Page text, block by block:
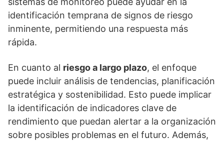
identificación temprana de signos de riesgo
inminente, permitiendo una respuesta más
rápida.
En cuanto al riesgo a largo plazo, el enfoque
puede incluir análisis de tendencias, planificación
estratégica y sostenibilidad. Esto puede implicar
la identificación de indicadores clave de
rendimiento que puedan alertar a la organización
sobre posibles problemas en el futuro. Además,